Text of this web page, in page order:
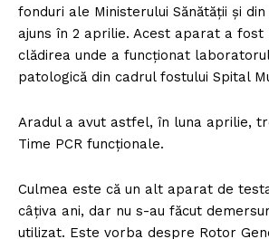
fonduri ale Ministerului Sănătății și
ajuns în 2 aprilie. Acest aparat a fost
clădirea unde a funcționat
patologică din cadrul fostului Spital
Aradul a avut astfel, în luna aprilie,
Time PCR funcționale.
Culmea este că un alt aparat de
câțiva ani, dar nu s-au făcut
utilizat. Este vorba despre Rotor